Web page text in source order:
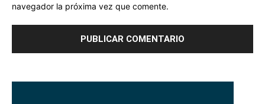
navegador la próxima vez que comente.